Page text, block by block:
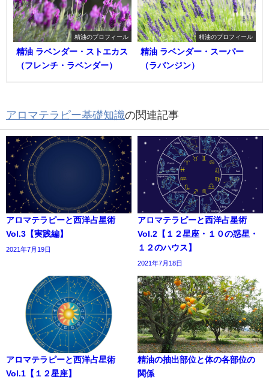
精油のプロフィール
精油 ラベンダー・ストエカス
（フレンチ・ラベンダー）
精油のプロフィール
精油 ラベンダー・スーパー
（ラバンジン）
アロマテラピー基礎知識の関連記事
アロマテラピーと西洋占星術
Vol.3【実践編】
2021年7月19日
アロマテラピーと西洋占星術
Vol.2【１２星座・１０の惑星・
１２のハウス】
2021年7月18日
アロマテラピーと西洋占星術
Vol.1【１２星座】
精油の抽出部位と体の各部位の
関係